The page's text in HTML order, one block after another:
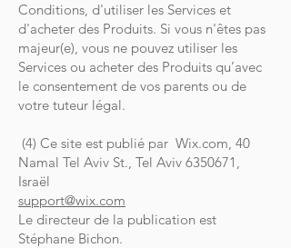
Conditions, d'utiliser les Services et
d'acheter des Produits. Si vous n'êtes pas
majeur(e), vous ne pouvez utiliser les
Services ou acheter des Produits qu’avec
le consentement de vos parents ou de
votre tuteur légal.
(4) Ce site est publié par Wix.com, 40
Namal Tel Aviv St., Tel Aviv 6350671 ,
Israël
support@wix.com
Le directeur de la publication est
Stéphane Bichon.